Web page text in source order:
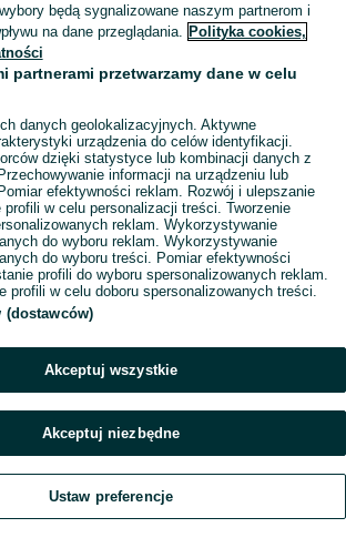
Dodaj Czat Konto
będą sygnalizowane naszym partnerom i
na dane przeglądania. Polityka cookies,
partnerami przetwarzamy dane w celu
danych geolokalizacyjnych. Aktywne
urządzenia do celów identyfikacji.
dzięki statystyce lub kombinacji danych z
informacji na urządzeniu lub
efektywności reklam. Rozwój i ulepszanie
profili w celu personalizacji treści. Tworzenie
reklam. Wykorzystywanie
do wyboru reklam. Wykorzystywanie
do wyboru treści. Pomiar efektywności
profili do wyboru spersonalizowanych reklam.
profili w celu doboru spersonalizowanych treści.
(dostawców)
Akceptuj wszystkie
Akceptuj niezbędne
Ustaw preferencje